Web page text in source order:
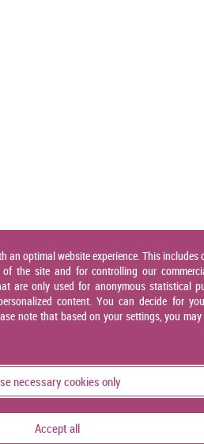
an optimal website experience. This includes
the site and for controlling our
are only used for anonymous statistical
content. You can decide for
note that based on your settings, you
necessary cookies only
Accept all